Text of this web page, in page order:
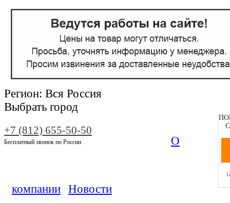
Регион: Вся Россия
Выбрать город
+7 (812) 655-50-50
Бесплатный звонок по России О
компании Новости